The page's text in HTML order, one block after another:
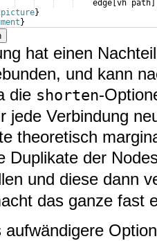
    edge
vh path
}
}
hat einen
und kann
die shorten-
jede Verbindung
theoretisch
Duplikate der
und diese dann
das ganze fast
aufwändigere